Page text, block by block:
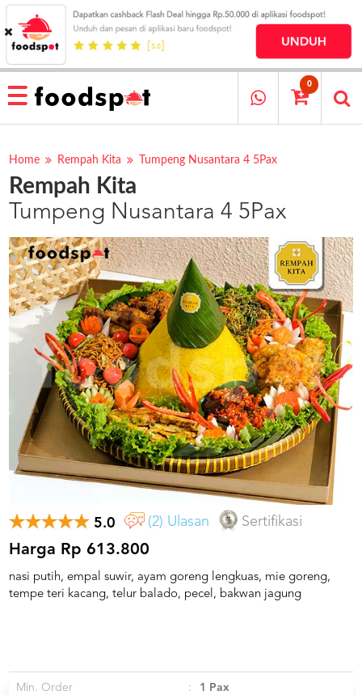
HOME
MENU
RESTAURANT
PESAN
OUR
COMPANY
KATA
KATALOG
LOYALTY
PROGRAM
FAQ
ABOUT
CATERERS
BLOG
TERMS
CONDITIONS
CENTER
021
3494
LOGIN
DAFTAR
0
Home Rempah Kita Tumpeng Nusantara 4 5Pax
Rempah Kita
Tumpeng Nusantara 4 5Pax
5.0 (2) Ulasan Sertifikasi
Harga Rp 613.800
nasi putih, empal suwir, ayam goreng lengkuas, mie goreng,
tempe teri kacang, telur balado, pecel, bakwan jagung
Min. Order : 1 Pax